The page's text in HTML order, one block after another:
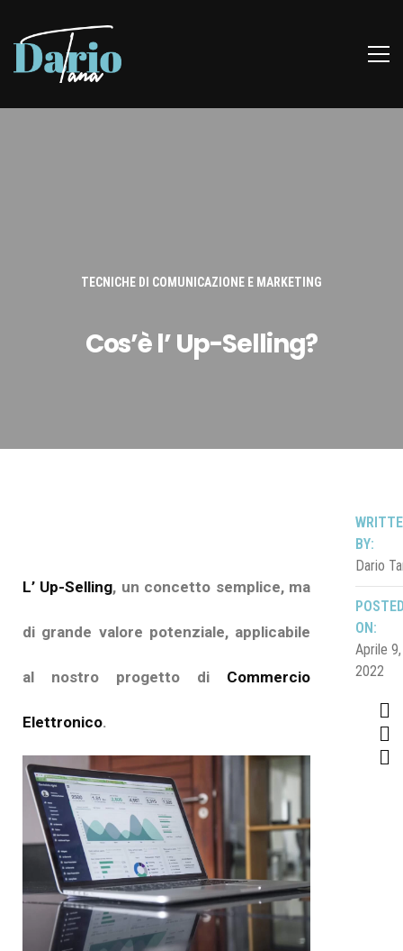
TECNICHE DI COMUNICAZIONE E MARKETING
Cos’è l’ Up-Selling?
L’ Up-Selling, un concetto semplice, ma
di grande valore potenziale, applicabile
al nostro progetto di Commercio
Elettronico.
BY:
Dario
ON:
Aprile 9,
2022